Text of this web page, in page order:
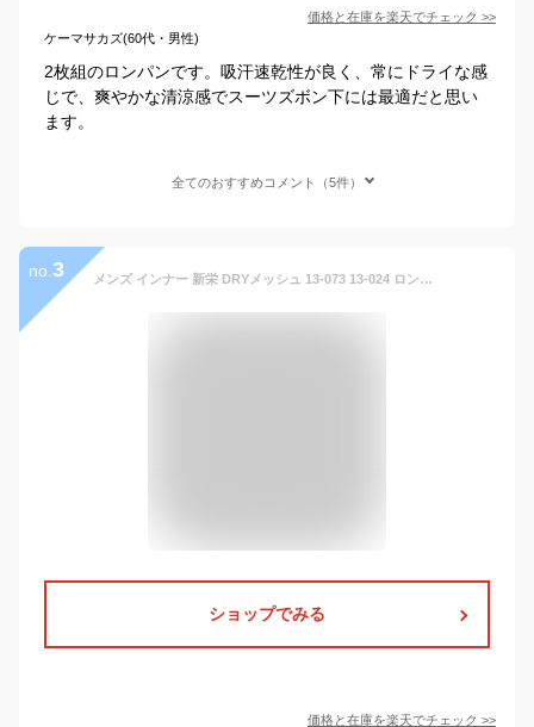
価格と在庫を楽天でチェック >>
ケーマサカズ(60代・男性)
2枚組のロンパンです。吸汗速乾性が良く、常にドライな感
じで、爽やかな清涼感でスーツズボン下には最適だと思い
ます。
全てのおすすめコメント（5件）
no. 3 メンズ インナー 新栄 DRYメッシュ 13-073 13-024 ロンパン 2枚組 送料無料 爽快メッシュ 吸汗速乾 抗菌防臭加工 綿混 ズボン下 紳士 肌着 パンツ (04429)
ショップでみる
価格と在庫を楽天でチェック >>